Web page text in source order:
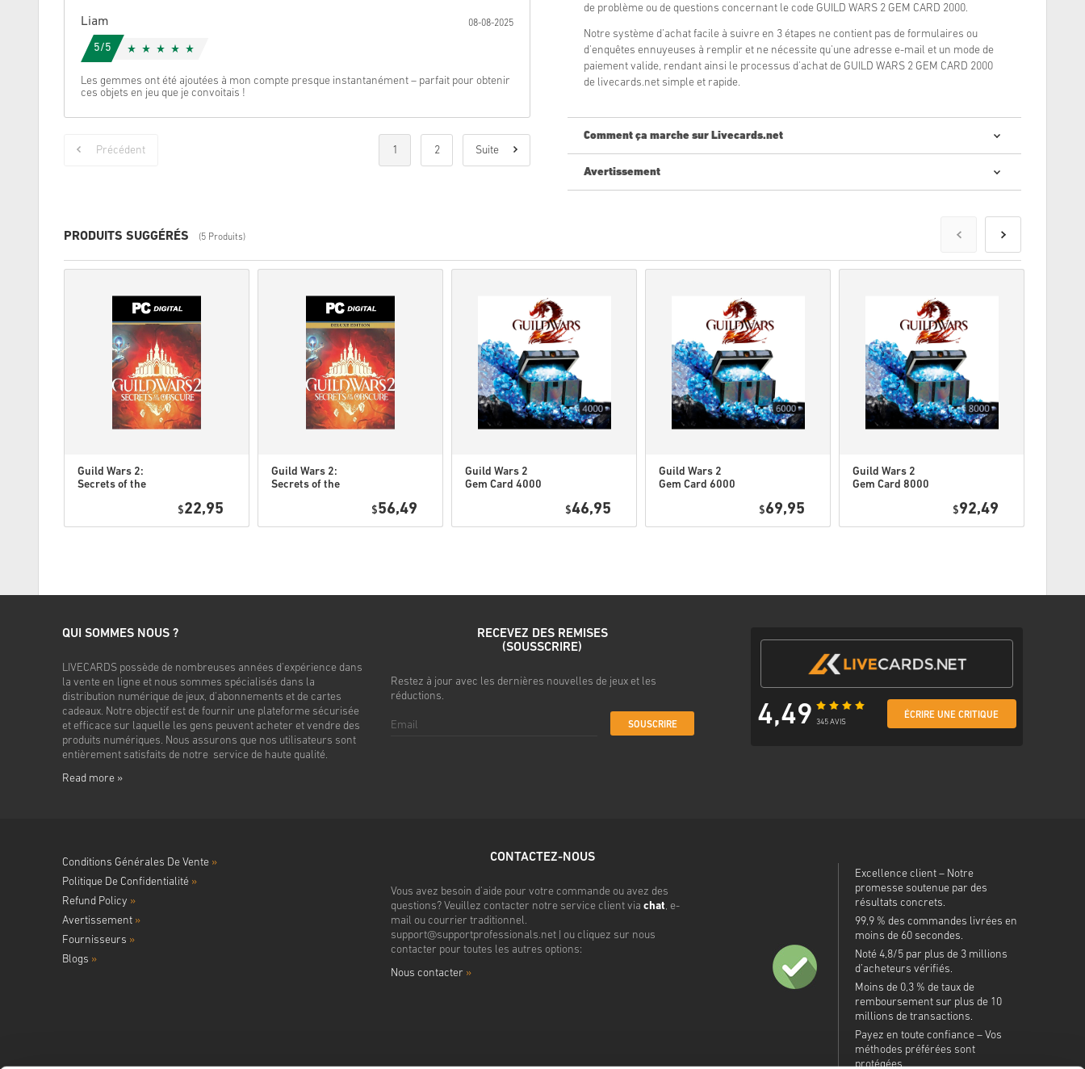
Liam 08-08-2025
5/5
Les gemmes ont été ajoutées à mon compte presque instantanément – parfait pour obtenir
ces objets en jeu que je convoitais !
Précédent 1 2 Suite
de problème ou de questions concernant le code GUILD WARS 2 GEM CARD 2000.
Notre système d'achat facile à suivre en 3 étapes ne contient pas de formulaires ou
d'enquêtes ennuyeuses à remplir et ne nécessite qu'une adresse e-mail et un mode de
paiement valide, rendant ainsi le processus d'achat de GUILD WARS 2 GEM CARD 2000
de livecards.net simple et rapide.
Comment ça marche sur Livecards.net
Nouveau sur Livecards.net ? Acheter des codes numériques est rapide et facile :
Regarde le guide rapide ci-dessus ou suis les étapes ci-dessous 👇
Avertissement
Vous achetez un produit numérique seulement.
Si vous rencontrez un problème avec un achat, s'il vous plaît nous en informer en
utilisant notre formulaireContactez-nous
Ces codes téléchargeables sont produits par le développeur du jeu et sont donc
Ces codes n'ont pas de date d'expiration.
Contenu téléchargeable ou produits DLC - Vous devez avoir le jeu original dans
l'ordre pour jouer à cette extension.
Il se peut que vous receviez plus d'un code pour certains produits.
PRODUITS SUGGÉRÉS (5 Produits)
Guild Wars 2:
Secrets of the
$22,95
Guild Wars 2:
Secrets of the
EU
$56,49
Guild Wars 2
Gem Card 4000
$46,95
Guild Wars 2
Gem Card 6000
$69,95
Guild Wars 2
Gem Card 8000
$92,49
QUI SOMMES NOUS ?
LIVECARDS possède de nombreuses années d'expérience dans
la vente en ligne et nous sommes spécialisés dans la
distribution numérique de jeux, d'abonnements et de cartes
cadeaux. Notre objectif est de fournir une plateforme sécurisée
et efficace sur laquelle les gens peuvent acheter et vendre des
produits numériques. Nous assurons que nos utilisateurs sont
entièrement satisfaits de notre service de haute qualité.
Read more »
RECEVEZ DES REMISES
(SOUSSCRIRE)
Restez à jour avec les dernières nouvelles de jeux et les
réductions.
SOUSCRIRE 4,49 345 AVIS
ÉCRIRE UNE CRITIQUE
Conditions Générales De Vente »
Politique De Confidentialité »
Refund Policy »
Avertissement »
Fournisseurs »
Blogs »
CONTACTEZ-NOUS
Vous avez besoin d'aide pour votre commande ou avez des
questions? Veuillez contacter notre service client via chat, e-
mail ou courrier traditionnel.
support@supportprofessionals.net| ou cliquez sur nous
contacter pour toutes les autres options:
Nous contacter »
Excellence client – Notre
promesse soutenue par des
résultats concrets.
99,9 % des commandes livrées en
moins de 60 secondes.
Noté 4,8/5 par plus de 3 millions
d’acheteurs vérifiés.
Moins de 0,3 % de taux de
remboursement sur plus de 10
millions de transactions.
Payez en toute confiance – Vos
méthodes préférées sont
protégées.